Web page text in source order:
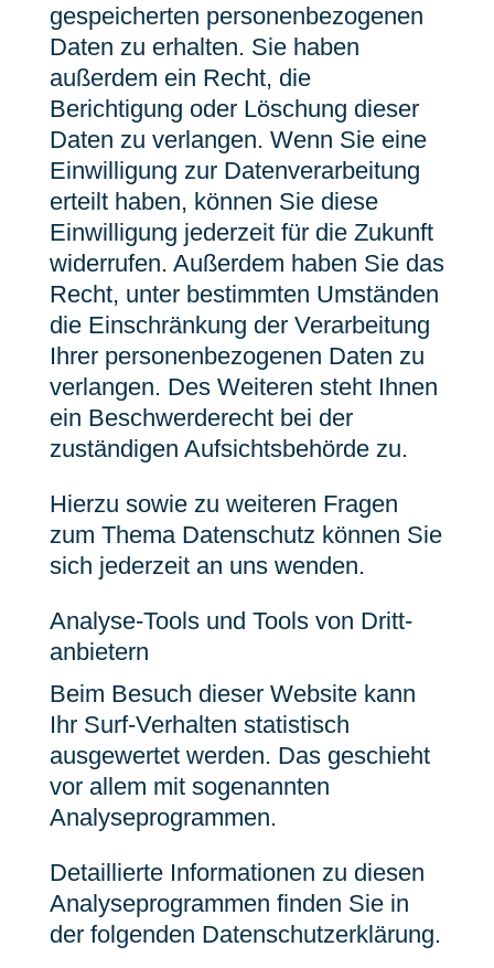
gespeicherten personenbezogenen
Daten zu erhalten. Sie haben
außerdem ein Recht, die
Berichtigung oder Löschung dieser
Daten zu verlangen. Wenn Sie eine
Einwilligung zur Datenverarbeitung
erteilt haben, können Sie diese
Einwilligung jederzeit für die Zukunft
widerrufen. Außerdem haben Sie das
Recht, unter bestimmten Umständen
die Einschränkung der Verarbeitung
Ihrer personenbezogenen Daten zu
verlangen. Des Weiteren steht Ihnen
ein Beschwerderecht bei der
zuständigen Aufsichtsbehörde zu.
Hierzu sowie zu weiteren Fragen
zum Thema Datenschutz können Sie
sich jederzeit an uns wenden.
Analyse-Tools und Tools von Dritt­
anbietern
Beim Besuch dieser Website kann
Ihr Surf-Verhalten statistisch
ausgewertet werden. Das geschieht
vor allem mit sogenannten
Analyseprogrammen.
Detaillierte Informationen zu diesen
Analyseprogrammen finden Sie in
der folgenden Datenschutzerklärung.